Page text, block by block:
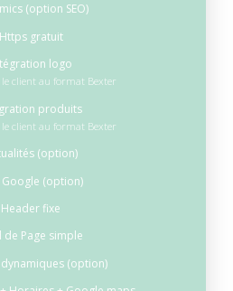
(option SEO)
Https gratuit
logo
client au format Bexter
produits
client au format Bexter
(option)
Google (option)
Header fixe
de Page simple
(option)